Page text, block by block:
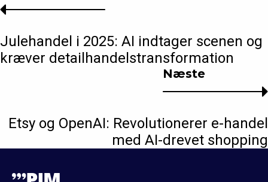
Næste
Etsy og OpenAI: Revolutionerer e-handel
med AI-drevet shopping
Julehandel i 2025: AI indtager scenen og
kræver detailhandelstransformation